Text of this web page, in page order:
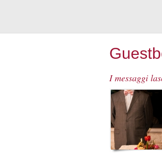
I messaggi